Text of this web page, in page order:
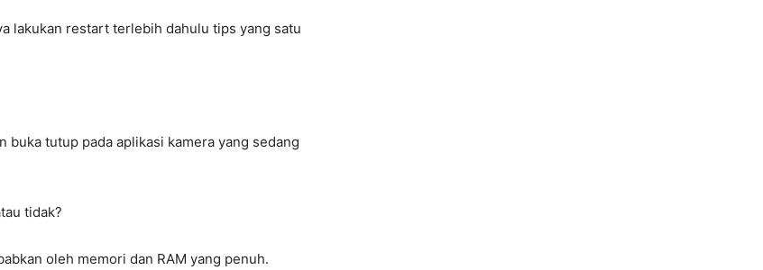
lakukan restart terlebih dahulu tips yang satu
buka tutup pada aplikasi kamera yang sedang
tidak?
oleh memori dan RAM yang penuh.